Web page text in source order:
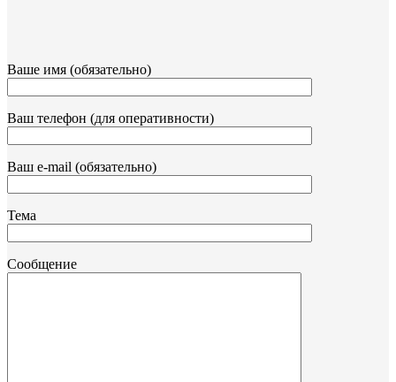
Ваше имя (обязательно)
Ваш телефон (для оперативности)
Ваш e-mail (обязательно)
Тема
Сообщение